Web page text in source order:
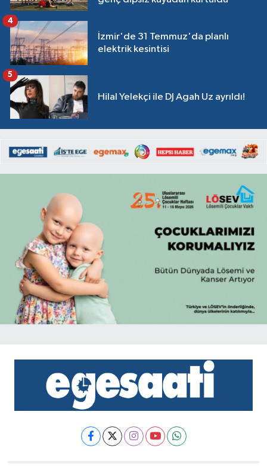
İzmir'de 31 Temmuz'da planlı
elektrik kesintisi
4
Hilal Yelekçi ile DJ Agah Uz ayrıldı!
5